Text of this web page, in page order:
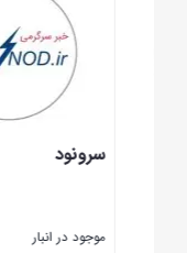
سرونود
موجود در انبار